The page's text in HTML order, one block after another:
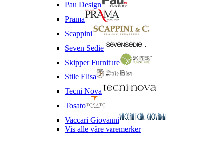
Pau Design
Prama
Scappini
Seven Sedie
Skipper Furniture
Stile Elisa
Tecni Nova
Tosato
Vaccari Giovanni
Vis alle våre varemerker